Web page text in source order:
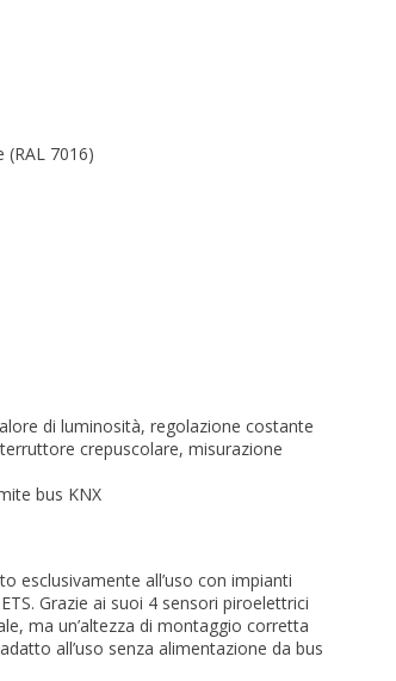
(RAL 7016)
di luminosità, regolazione costante
crepuscolare, misurazione
bus KNX
esclusivamente all’uso con impianti
Grazie ai suoi 4 sensori piroelettrici
ma un’altezza di montaggio corretta
all’uso senza alimentazione da bus